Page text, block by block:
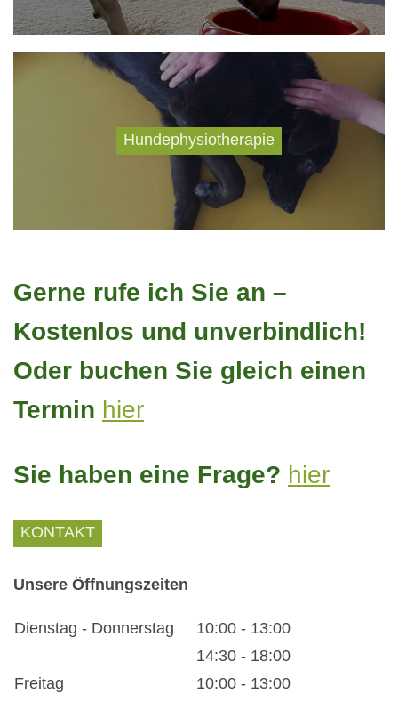
Hundephysiotherapie
Gerne rufe ich Sie an –
Kostenlos und unverbindlich!
Oder buchen Sie gleich einen
Termin hier
Sie haben eine Frage? hier
KONTAKT
Unsere Öffnungszeiten
Dienstag - Donnerstag 10:00 - 13:00
14:30 - 18:00
Freitag
10:00 - 13:00